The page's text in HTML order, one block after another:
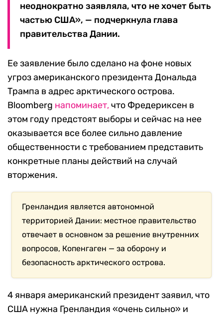
неоднократно заявляла, что не хочет быть
частью США», — подчеркнула глава
правительства Дании.
Ее заявление было сделано на фоне новых
угроз американского президента Дональда
Трампа в адрес арктического острова.
Bloomberg напоминает,что Фредериксен в
этом году предстоят выборы и сейчас на нее
оказывается все более сильно давление
общественности с требованием представить
конкретные планы действий на случай
вторжения.
Гренландия является автономной
территорией Дании: местное правительство
отвечает в основном за решение внутренних
вопросов, Копенгаген — за оборону и
безопасность арктического острова.
4 января американский президент заявил, что
США нужна Гренландия «очень сильно» и